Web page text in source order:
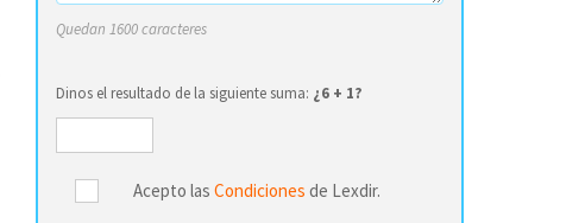
Quedan 1600 caracteres
Dinos el resultado de la siguiente suma: ¿6 + 1?
Acepto las Condiciones de Lexdir.